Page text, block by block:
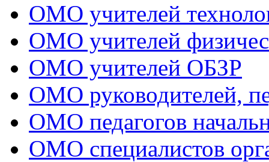
ОМО учителей
ОМО учителей
ОМО учителей ОБЗР
ОМО руководителей,
ОМО педагогов
ОМО специалистов